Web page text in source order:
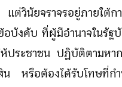
นัยจราจรอยู่ภายใต้ก
อบังคับ ที่ผู้มีอำนาจในรั
ประชาชน ปฏิบัติตามหา
น หรือต้องได้รับโทษที่กำ